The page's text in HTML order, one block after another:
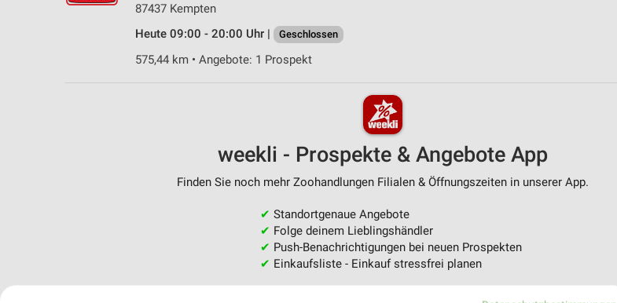
87437 Kempten
Heute 09:00 - 20:00 Uhr |
Geschlossen
575,44 km • Angebote: 1 Prospekt
weekli - Prospekte & Angebote App
Finden Sie noch mehr Zoohandlungen Filialen & Öffnungszeiten in unserer App.
✔ Standortgenaue Angebote
✔ Folge deinem Lieblingshändler
✔ Push-Benachrichtigungen bei neuen Prospekten
✔ Einkaufsliste - Einkauf stressfrei planen